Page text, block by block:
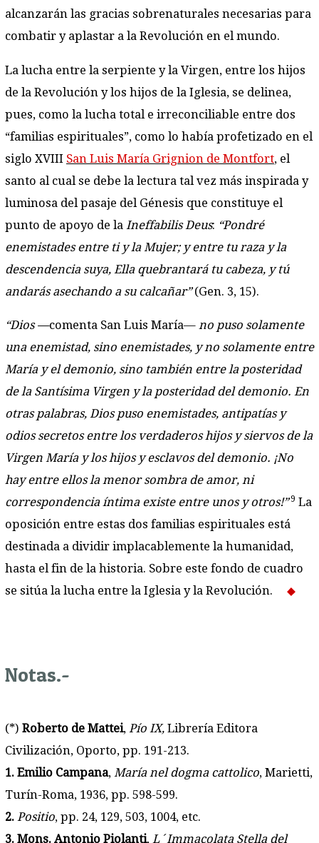
alcanzarán las gracias sobrenaturales necesarias para
combatir y aplastar a la Revolución en el mundo.
La lucha entre la serpiente y la Virgen, entre los hijos
de la Revolución y los hijos de la Iglesia, se delinea,
pues, como la lucha total e irreconciliable entre dos
“familias espirituales”, como lo había profetizado en el
siglo XVIII San Luis María Grignion de Montfort, el
santo al cual se debe la lectura tal vez más inspirada y
luminosa del pasaje del Génesis que constituye el
punto de apoyo de la Ineffabilis Deus: “Pondré
enemistades entre ti y la Mujer; y entre tu raza y la
descendencia suya, Ella quebrantará tu cabeza, y tú
andarás asechando a su calcañar”(Gen. 3, 15).
“Dios —comenta San Luis María— no puso solamente
una enemistad, sino enemistades, y no solamente entre
María y el demonio, sino también entre la posteridad
de la Santísima Virgen y la posteridad del demonio. En
otras palabras, Dios puso enemistades, antipatías y
odios secretos entre los verdaderos hijos y siervos de la
Virgen María y los hijos y esclavos del demonio. ¡No
hay entre ellos la menor sombra de amor, ni
correspondencia íntima existe entre unos y otros!”9 La
oposición entre estas dos familias espirituales está
destinada a dividir implacablemente la humanidad,
hasta el fin de la historia. Sobre este fondo de cuadro
se sitúa la lucha entre la Iglesia y la Revolución.
Notas.-
(*) Roberto de Mattei, Pío IX, Librería Editora
Civilización, Oporto, pp. 191-213.
1. Emilio Campana, María nel dogma cattolico, Marietti,
Turín-Roma, 1936, pp. 598-599.
2. Positio, pp. 24, 129, 503, 1004, etc.
3. Mons. Antonio Piolanti, L´Immacolata Stella del